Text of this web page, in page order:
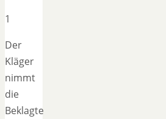
1
Der
Kläger
nimmt
die
Beklagte